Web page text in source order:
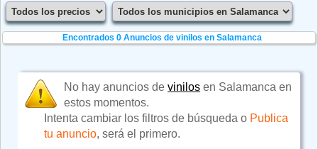
Encontrados 0 Anuncios de vinilos en Salamanca
No hay anuncios devinilos en Salamanca en
estos momentos.
Intenta cambiar los filtros de búsqueda o Publica
tu anuncio, será el primero.